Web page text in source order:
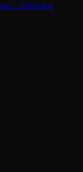
- Ultimate